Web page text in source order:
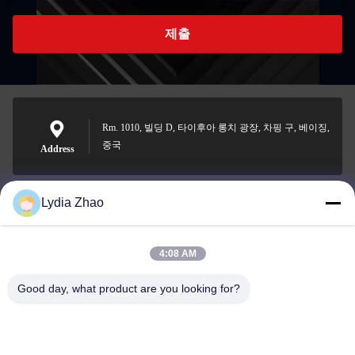
제출
Address
Rm. 1010, 빌딩 D, 타이후아 롱치 광장, 차핑 구, 베이징,
중국
jesingd@vip.sina.com
Lydia Zhao
4:08 AM
Good day, what product are you looking for?